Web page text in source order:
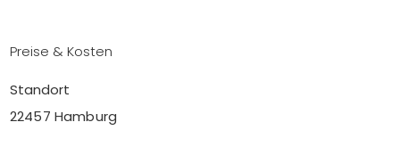
Preise & Kosten
Standort
22457 Hamburg